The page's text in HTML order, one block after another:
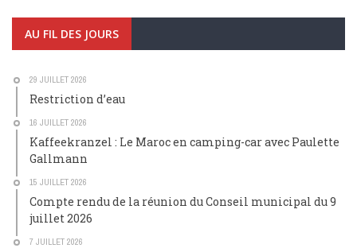
AU FIL DES JOURS
29 JUILLET 2026
Restriction d’eau
16 JUILLET 2026
Kaffeekranzel : Le Maroc en camping-car avec Paulette
Gallmann
15 JUILLET 2026
Compte rendu de la réunion du Conseil municipal du 9
juillet 2026
7 JUILLET 2026